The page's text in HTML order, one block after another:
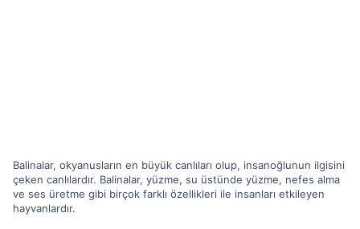
Balinalar, okyanusların en büyük canlıları olup, insanoğlunun ilgisini
çeken canlılardır. Balinalar, yüzme, su üstünde yüzme, nefes alma
ve ses üretme gibi birçok farklı özellikleri ile insanları etkileyen
hayvanlardır.